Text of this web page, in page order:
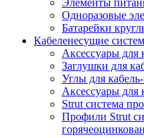
Элементы
Одноразовые
Батарейки
Кабеленесущие
Аксессуары для
Заглушки для
Углы для
Аксессуары для
Strut система
Профили Strut